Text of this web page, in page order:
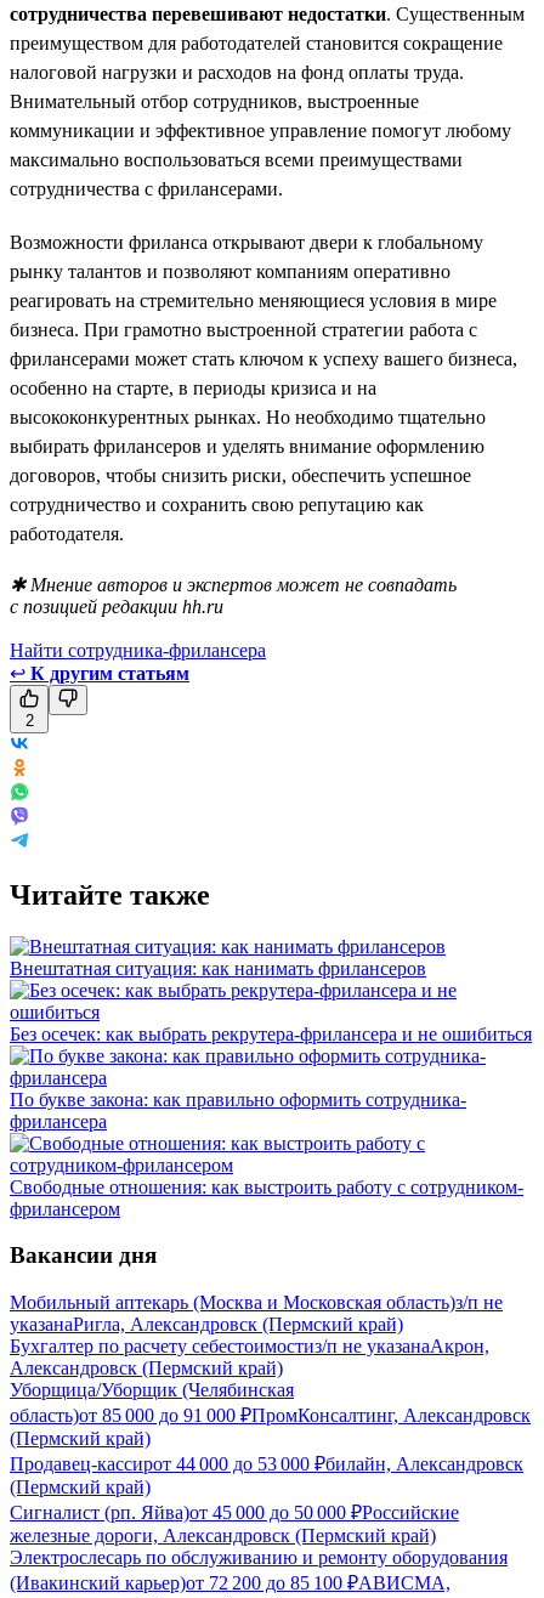
сотрудничества перевешивают недостатки. Существенным
преимуществом для работодателей становится сокращение
налоговой нагрузки и расходов на фонд оплаты труда.
Внимательный отбор сотрудников, выстроенные
коммуникации и эффективное управление помогут любому
максимально воспользоваться всеми преимуществами
сотрудничества с фрилансерами.
Возможности фриланса открывают двери к глобальному
рынку талантов и позволяют компаниям оперативно
реагировать на стремительно меняющиеся условия в мире
бизнеса. При грамотно выстроенной стратегии работа с
фрилансерами может стать ключом к успеху вашего бизнеса,
особенно на старте, в периоды кризиса и на
высококонкурентных рынках. Но необходимо тщательно
выбирать фрилансеров и уделять внимание оформлению
договоров, чтобы снизить риски, обеспечить успешное
сотрудничество и сохранить свою репутацию как
работодателя.
✱ Мнение авторов и экспертов может не совпадать
с позицией редакции hh.ru
Найти сотрудника-фрилансера
↩ К другим статьям
2
Читайте также
Внештатная ситуация: как нанимать фрилансеров
Без осечек: как выбрать рекрутера-фрилансера и не ошибиться
По букве закона: как правильно оформить сотрудника-
фрилансера
Свободные отношения: как выстроить работу с сотрудником-
фрилансером
Вакансии дня
Мобильный аптекарь (Москва и Московская область)з/п не
указанаРигла, Александровск (Пермский край)
Бухгалтер по расчету себестоимостиз/п не указанаАкрон,
Александровск (Пермский край)
Уборщица/Уборщик (Челябинская
область)от 85 000 до 91 000 ₽ПромКонсалтинг, Александровск
(Пермский край)
Продавец-кассирот 44 000 до 53 000 ₽билайн, Александровск
(Пермский край)
Сигналист (рп. Яйва)от 45 000 до 50 000 ₽Российские
железные дороги, Александровск (Пермский край)
Электрослесарь по обслуживанию и ремонту оборудования
(Ивакинский карьер)от 72 200 до 85 100 ₽АВИСМА,